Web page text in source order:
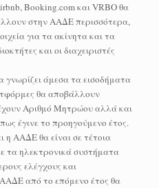
Booking.com και VRBO θα
στην ΑΑΔΕ περισσότερα,
για τα ακίνητα και τα
και οι διαχειριστές
άμεσα τα εισοδήματα
θα αποβάλλουν
Αριθμό Μητρώου αλλά και
έγινε το προηγούμενο έτος.
η ΑΑΔΕ θα είναι σε τέτοια
τα ηλεκτρονικά συστήματα
ελέγχους και
από το επόμενο έτος θα